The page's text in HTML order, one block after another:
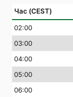
Час (CEST)
02:00
03:00
04:00
05:00
06:00